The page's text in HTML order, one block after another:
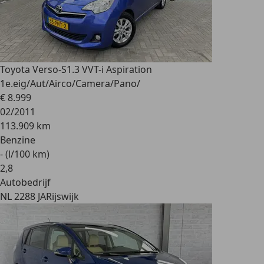
Toyota Verso-S1.3 VVT-i Aspiration
1e.eig/Aut/Airco/Camera/Pano/
€ 8.999
02/2011
113.909 km
Benzine
- (l/100 km)
2,8
Autobedrijf
NL 2288 JARijswijk